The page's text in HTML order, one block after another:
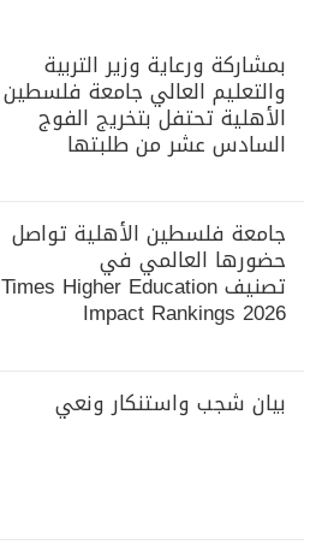
بمشاركة ورعاية وزير التربية
والتعليم العالي جامعة فلسطين
الأهلية تحتفل بتخريج الفوج
السادس عشر من طلبتها
جامعة فلسطين الأهلية تواصل
حضورها العالمي في
تصنيف Times Higher Education
Impact Rankings 2026
بيان شجب واستنكار ونعي